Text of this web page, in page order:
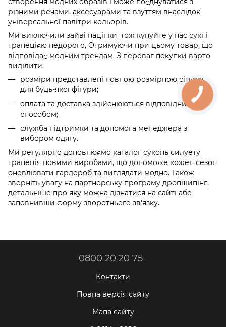
різними речами, аксесуарами та взуттям внаслідок
універсальної палітри кольорів.
Ми виключили зайві націнки, тож купуйте у нас сукні
трапецією недорого, Отримуючи при цьому товар, що
відповідає модним трендам. З переваг покупки варто
виділити:
розміри представлені повною розмірною сіткою
для будь-якої фігури;
оплата та доставка здійснюються відповідним
способом;
служба підтримки та допомога менеджера з
вибором одягу.
Ми регулярно доповнюємо каталог суконь силуету
трапеція новими виробами, що допоможе кожен сезон
оновлювати гардероб та виглядати модно. Також
зверніть увагу на партнерську програму дропшипінг,
детальніше про яку можна дізнатися на сайті або
заповнивши форму зворотнього зв'язку.
0800 20 20 75
Контакти
Повна версія сайту
Мапа сайту